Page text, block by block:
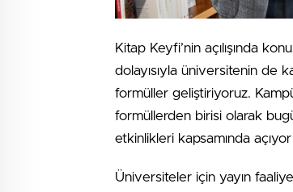
Kitap Keyfi’nin açılışında
dolayısıyla üniversitenin de
formüller geliştiriyoruz.
formüllerden birisi olarak
etkinlikleri kapsamında
Üniversiteler için yayın